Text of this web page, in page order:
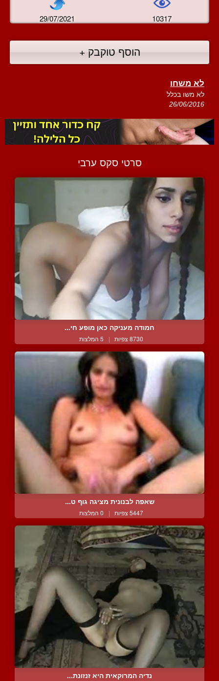
29/07/2021 10317
הוסף טוקבק +
לא משחו
לא משו בכלל
26/06/2016
סרטי סקס ערבי
חמודה מעניקה כאן מופע חי...
8730 צפיות | 5 המלצות
שאפה לבנונית מציגה גוף ט...
5447 צפיות | 0 המלצות
נדיה המרוקאית היא זנזונת...